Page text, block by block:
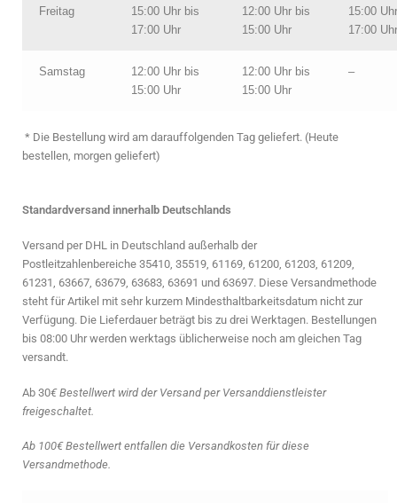
Freitag
15:00 Uhr bis
17:00 Uhr
12:00 Uhr bis
15:00 Uhr
15:00
17:00 Uhr
Samstag
12:00 Uhr bis
15:00 Uhr
12:00 Uhr bis
15:00 Uhr
–
* Die Bestellung wird am darauffolgenden Tag geliefert. (Heute
bestellen, morgen geliefert)
Standardversand innerhalb Deutschlands
Versand per DHL in Deutschland außerhalb der
Postleitzahlenbereiche 35410, 35519, 61169, 61200, 61203, 61209,
61231, 63667, 63679, 63683, 63691 und 63697. Diese Versandmethode
steht für Artikel mit sehr kurzem Mindesthaltbarkeitsdatum nicht zur
Verfügung. Die Lieferdauer beträgt bis zu drei Werktagen. Bestellungen
bis 08:00 Uhr werden werktags üblicherweise noch am gleichen Tag
versandt.
Ab 30€ Bestellwert wird der Versand per Versanddienstleister
freigeschaltet.
Ab 100€ Bestellwert entfallen die Versandkosten für diese
Versandmethode.